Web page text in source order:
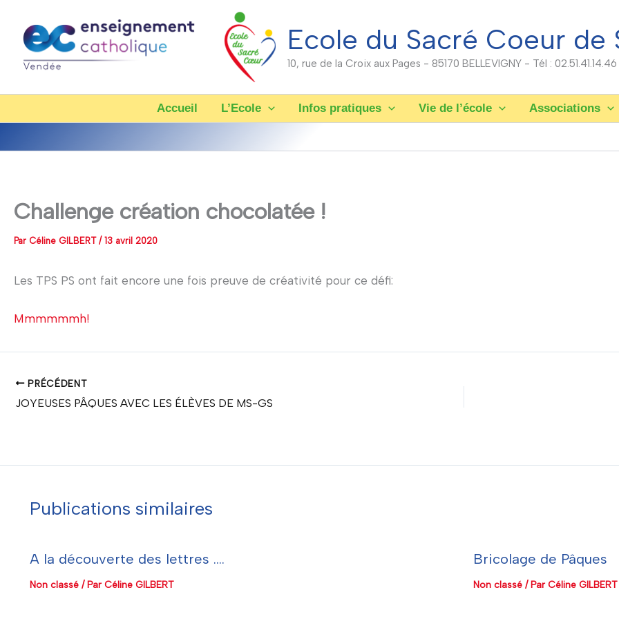
contenu
Ecole du Sacré Coeur de
10, rue de la Croix aux Pages - 85170 BELLEVIGNY - Tél : 02.51.41.14.46
Accueil L’Ecole Infos pratiques Vie de l’école Associations
Challenge création chocolatée !
Par Céline GILBERT / 13 avril 2020
Les TPS PS ont fait encore une fois preuve de créativité pour ce défi:
Mmmmmmh!
PRÉCÉDENT
JOYEUSES PÂQUES AVEC LES ÉLÈVES DE MS-GS
Publications similaires
A la découverte des lettres ….
Non classé/ ParCéline GILBERT
Bricolage de Pâques
Non classé/ ParCéline GILBERT